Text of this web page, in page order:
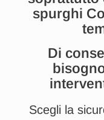
spurghi
Di
Scegli la